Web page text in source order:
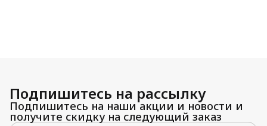
Подпишитесь на рассылку
Подпишитесь на наши акции и новости и
получите скидку на следующий заказ